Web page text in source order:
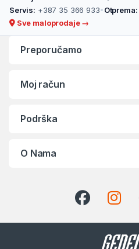
Servis: +387 35 366 933• Otprema:
Sve maloprodaje →
Preporučamo
Moj račun
Podrška
O Nama